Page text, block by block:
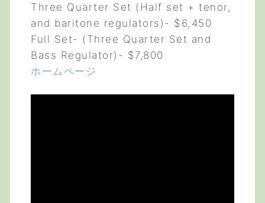
Three Quarter Set (Half set + tenor,
and baritone regulators)- $6,450
Full Set- (Three Quarter Set and
Bass Regulator)- $7,800
ホームページ